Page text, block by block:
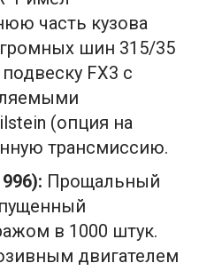
часть кузова
шин 315/35
FX3 с
(опция на
трансмиссию.
Прощальный
в 1000 штук.
двигателем